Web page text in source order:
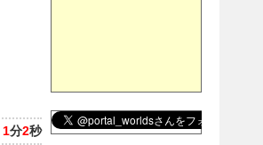
1分2秒